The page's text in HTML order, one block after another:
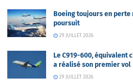
Boeing toujours en
poursuit
29 JUILLET 2026
Le C919-600, équivalent
a réalisé son premier vol
29 JUILLET 2026